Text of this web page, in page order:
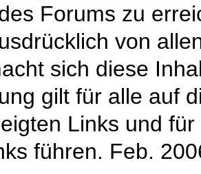
Forums zu
von
sich diese
gilt für alle auf
Links und
führen. Feb.